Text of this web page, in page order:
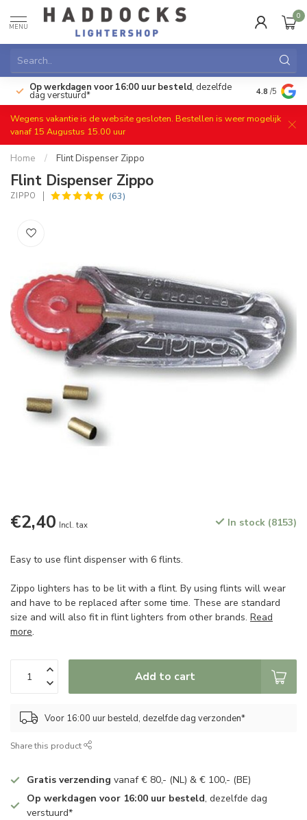
MENU
0
Op werkdagen voor 16:00 uur besteld, dezelfde
dag verstuurd* Gratis
4.8 /5
Wegens vakantie is de website gesloten. Bestellen is weer mogelijk
vanaf 15 Augustus 15.00 uur
Home / Flint Dispenser Zippo
Flint Dispenser Zippo
ZIPPO (63)
€2,40 Incl. tax In stock (8153)
Easy to use flint dispenser with 6 flints.
Zippo lighters has to be lit with a flint. By using flints will wear
and have to be replaced after some time. These are standard
size and will also fit in flint lighters from other brands. Read
more.
Add to cart
Voor 16:00 uur besteld, dezelfde dag verzonden*
Share this product
Gratis verzending vanaf € 80,- (NL) & € 100,- (BE)
Op werkdagen voor 16:00 uur besteld, dezelfde dag
verstuurd*